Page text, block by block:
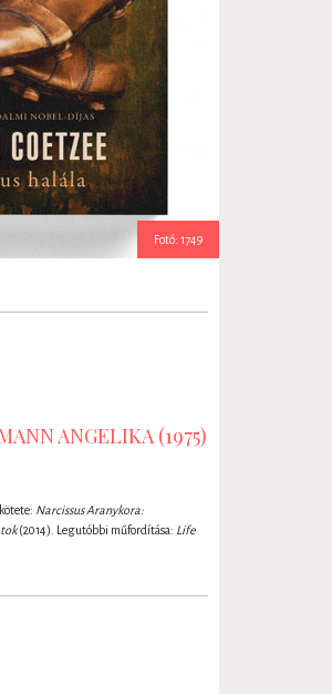
Fotó: 1749
ANGELIKA (1975)
Narcissus Aranykora:
(2014). Legutóbbi műfordítása: Life